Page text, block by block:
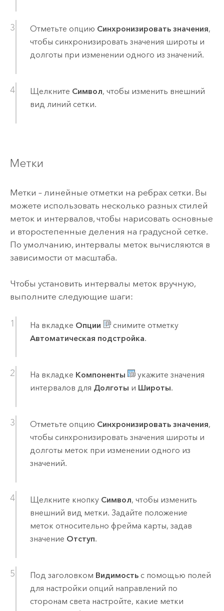
Отметьте опцию Синхронизировать значения,
чтобы синхронизировать значения широты и
долготы при изменении одного из значений.
Щелкните Символ, чтобы изменить внешний
вид линий сетки.
Метки
Метки – линейные отметки на ребрах сетки. Вы
можете использовать несколько разных стилей
меток и интервалов, чтобы нарисовать основные
и второстепенные деления на градусной сетке.
По умолчанию, интервалы меток вычисляются в
зависимости от масштаба.
Чтобы установить интервалы меток вручную,
выполните следующие шаги:
На вкладке Опции
снимите отметку
Автоматическая подстройка.
На вкладке Компоненты
укажите значения
интервалов для Долготы и Широты.
Отметьте опцию Синхронизировать значения,
чтобы синхронизировать значения широты и
долготы меток при изменении одного из
значений.
Щелкните кнопку Символ, чтобы изменить
внешний вид метки. Задайте положение
меток относительно фрейма карты, задав
значение Отступ.
Под заголовком Видимостьс помощью полей
для настройки опций направлений по
сторонам света настройте, какие метки